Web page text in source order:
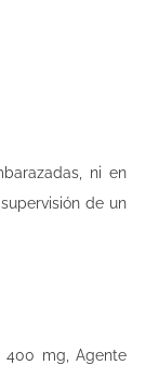
ni en
de un
400 mg, Agente